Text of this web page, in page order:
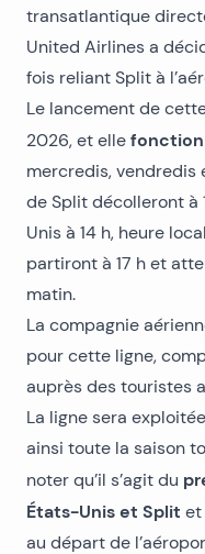
transatlantique
United Airlines a
fois reliant Split à
Le lancement de
2026, et elle
mercredis, vendredis
de Split décolleront
Unis à 14 h, heure
partiront à 17 h et
matin.
La compagnie
pour cette ligne,
auprès des touristes
La ligne sera
ainsi toute la saison
noter qu’il s’agit du
États-Unis et Split et
au départ de